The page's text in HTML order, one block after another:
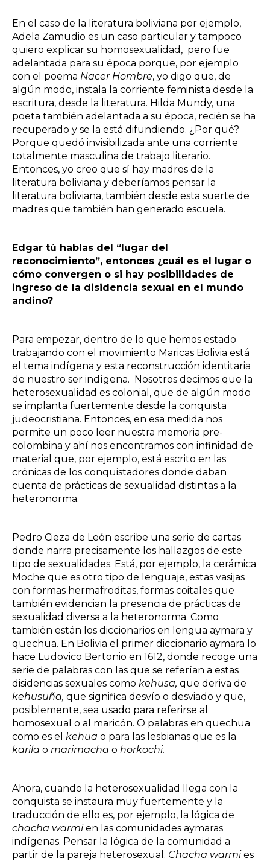
En el caso de la literatura boliviana por ejemplo,
Adela Zamudio es un caso particular y tampoco
quiero explicar su homosexualidad, pero fue
adelantada para su época porque, por ejemplo
con el poema Nacer Hombre, yo digo que, de
algún modo, instala la corriente feminista desde la
escritura, desde la literatura. Hilda Mundy, una
poeta también adelantada a su época, recién se ha
recuperado y se la está difundiendo. ¿Por qué?
Porque quedó invisibilizada ante una corriente
totalmente masculina de trabajo literario.
Entonces, yo creo que sí hay madres de la
literatura boliviana y deberíamos pensar la
literatura boliviana, también desde esta suerte de
madres que también han generado escuela.
Edgar tú hablas del “lugar del
reconocimiento”, entonces ¿cuál es el lugar o
cómo convergen o si hay posibilidades de
ingreso de la disidencia sexual en el mundo
andino?
Para empezar, dentro de lo que hemos estado
trabajando con el movimiento Maricas Bolivia está
el tema indígena y esta reconstrucción identitaria
de nuestro ser indígena. Nosotros decimos que la
heterosexualidad es colonial, que de algún modo
se implanta fuertemente desde la conquista
judeocristiana. Entonces, en esa medida nos
permite un poco leer nuestra memoria pre-
colombina y ahí nos encontramos con infinidad de
material que, por ejemplo, está escrito en las
crónicas de los conquistadores donde daban
cuenta de prácticas de sexualidad distintas a la
heteronorma.
Pedro Cieza de León escribe una serie de cartas
donde narra precisamente los hallazgos de este
tipo de sexualidades. Está, por ejemplo, la cerámica
Moche que es otro tipo de lenguaje, estas vasijas
con formas hermafroditas, formas coitales que
también evidencian la presencia de prácticas de
sexualidad diversa a la heteronorma. Como
también están los diccionarios en lengua aymara y
quechua. En Bolivia el primer diccionario aymara lo
hace Ludovico Bertonio en 1612, donde recoge una
serie de palabras con las que se referían a estas
disidencias sexuales como kehusa, que deriva de
kehusuña, que significa desvío o desviado y que,
posiblemente, sea usado para referirse al
homosexual o al maricón. O palabras en quechua
como es el kehua o para las lesbianas que es la
karila o marimacha o horkochi.
Ahora, cuando la heterosexualidad llega con la
conquista se instaura muy fuertemente y la
traducción de ello es, por ejemplo, la lógica de
chacha warmien las comunidades aymaras
indígenas. Pensar la lógica de la comunidad a
partir de la pareja heterosexual. Chacha warmies